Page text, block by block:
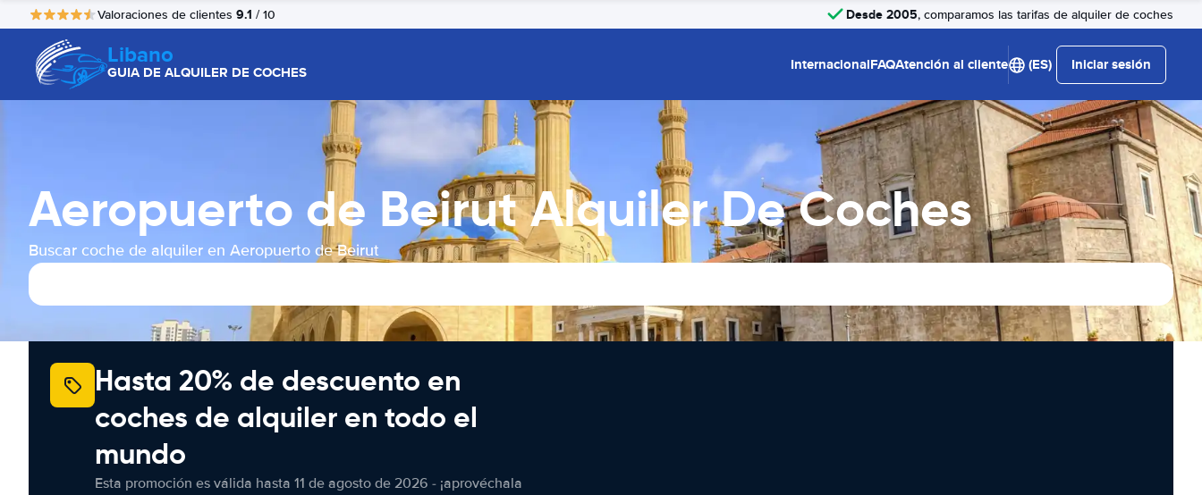
Valoraciones de clientes 9.1 / 10 Desde 2005, comparamos las tarifas de alquiler de coches
Libano
GUIA DE ALQUILER DE COCHES InternacionalFAQAtención al cliente (ES) Iniciar sesión
Aeropuerto de Beirut Alquiler De Coches
Buscar coche de alquiler en Aeropuerto de Beirut
Hasta 20% de descuento en
coches de alquiler en todo el
mundo
Esta promoción es válida hasta 11 de agosto de 2026 - ¡aprovéchala